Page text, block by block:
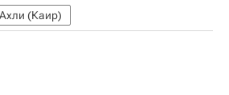
(Каир)